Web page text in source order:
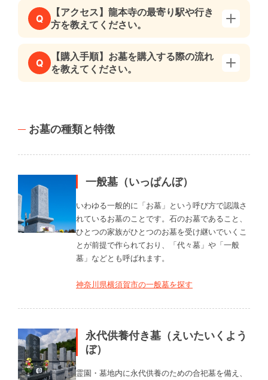
Q
【アクセス】龍本寺の最寄り駅や行き
方を教えてください。
Q
【購入手順】お墓を購入する際の流れ
を教えてください。
お墓の種類と特徴
一般墓（いっぱんぼ）
いわゆる一般的に「お墓」という呼び方で認識さ
れているお墓のことです。石のお墓であること、
ひとつの家族がひとつのお墓を受け継いでいくこ
とが前提で作られており、「代々墓」や「一般
墓」などとも呼ばれます。
神奈川県横須賀市の一般墓を探す
永代供養付き墓（えいたいくよう
ぼ）
霊園・墓地内に永代供養のための合祀墓を備え、